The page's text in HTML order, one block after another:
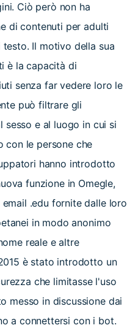
Ciò però non ha
di contenuti per adulti
Il motivo della sua
è la capacità di
senza far vedere loro le
può filtrare gli
sesso e al luogo in cui si
con le persone che
hanno introdotto
funzione in Omegle,
.edu fornite dalle loro
in modo anonimo
reale e altre
è stato introdotto un
che limitasse l'uso
messo in discussione dai
a connettersi con i bot.